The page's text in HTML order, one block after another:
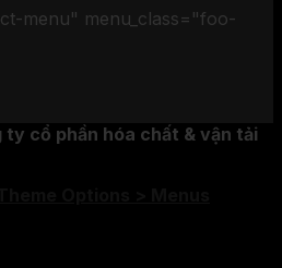
menu" menu_class="foo-
ty cổ phần hóa chất & vận tải